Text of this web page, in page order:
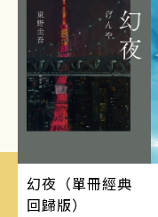
幻夜（單冊經典
回歸版）